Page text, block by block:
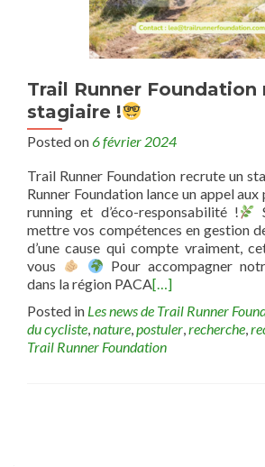
Trail Runner Foundation
stagiaire !
Posted on6 février 2024
Trail Runner Foundation recrute un
Runner Foundation lance un appel
running et d’éco-responsabilité !
mettre vos compétences en gestion
d’une cause qui compte vraiment,
vous
Pour accompagner
dans la région PACA[…]
Posted in Les news de Trail Runner
du cycliste,nature,postuler,recherche,
Trail Runner Foundation